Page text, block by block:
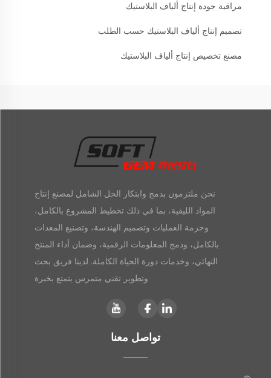
مراقبة جودة إنتاج ألياف البلاستيك
تصميم إنتاج ألياف البلاستيك حسب الطلب
مصنع تخصيص إنتاج ألياف البلاستيك
نحن ملتزمون بدمج وابتكار الحل الشامل لمصنع إنتاج
المواد الليفية، بما في ذلك تخطيط المشروع بالكامل،
وحزمة العمليات وتصميم الهندسة، وتصنيع المعدات
بالكامل، ودمج المعلومات الرقمية، وضمان أداء المنتج
النهائي، وخدمات دورة الحياة الكاملة. لدينا فريق بحث
وتطوير تقني متمرس يتمتع بخبرة
تواصل معنا